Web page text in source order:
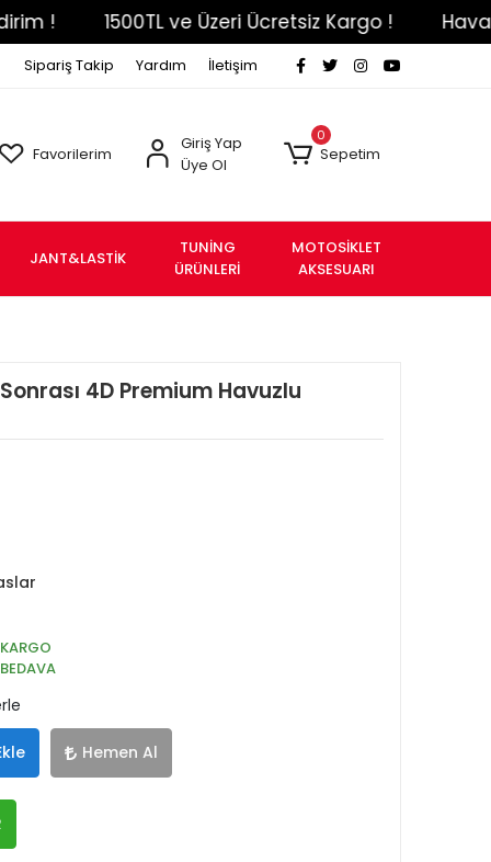
1500TL ve Üzeri Ücretsiz Kargo ! Havale Eft
Sipariş Takip Yardım İletişim
Favorilerim
Giriş Yap
Üye Ol
0
Sepetim
JANT&LASTİK
TUNİNG
ÜRÜNLERİ
MOTOSİKLET
AKSESUARI
4D Premium Havuzlu
KARGO
BEDAVA
Hemen Al